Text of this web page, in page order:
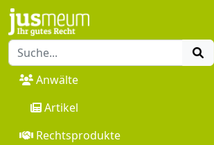
Anwälte
Artikel
Rechtsprodukte